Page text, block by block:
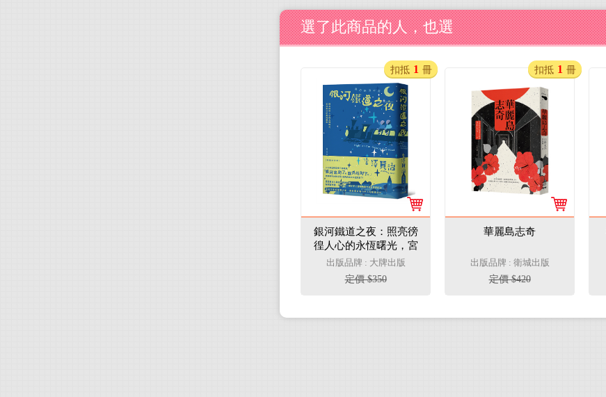
選了此商品的人，也選
銀河鐵道之夜：照亮徬
徨人心的永恆曙光，宮
澤賢治經典短篇集【典
藏紀念版】
出版品牌 : 大牌出版
定價 $350
扣抵 1 冊
華麗島志奇
出版品牌 : 衛城出版
定價 $420
扣抵 1 冊